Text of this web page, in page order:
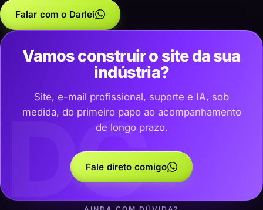
Falar com o Darlei
DC
Vamos construir o site da sua
indústria?
Site, e-mail profissional, suporte e IA, sob
medida, do primeiro papo ao acompanhamento
de longo prazo.
Fale direto comigo